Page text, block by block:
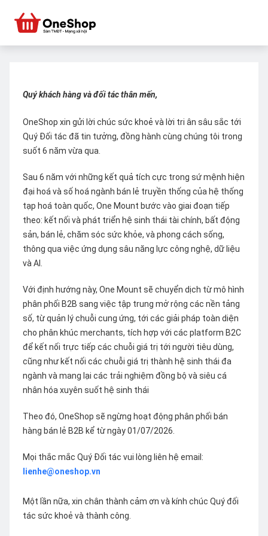
Quý khách hàng và đối tác thân mến,
OneShop xin gửi lời chúc sức khoẻ và lời tri ân sâu sắc tới
Quý Đối tác đã tin tưởng, đồng hành cùng chúng tôi trong
suốt 6 năm vừa qua.
Sau 6 năm với những kết quả tích cực trong sứ mệnh hiện
đại hoá và số hoá ngành bán lẻ truyền thống của hệ thống
tạp hoá toàn quốc, One Mount bước vào giai đoạn tiếp
theo: kết nối và phát triển hệ sinh thái tài chính, bất động
sản, bán lẻ, chăm sóc sức khỏe, và phong cách sống,
thông qua việc ứng dụng sâu năng lực công nghệ, dữ liệu
và AI.
Với định hướng này, One Mount sẽ chuyển dịch từ mô hình
phân phối B2B sang việc tập trung mở rộng các nền tảng
số, từ quản lý chuỗi cung ứng, tới các giải pháp toàn diện
cho phân khúc merchants, tích hợp với các platform B2C
để kết nối trực tiếp các chuỗi giá trị tới người tiêu dùng,
cũng như kết nối các chuỗi giá trị thành hệ sinh thái đa
ngành và mang lại các trải nghiệm đồng bộ và siêu cá
nhân hóa xuyên suốt hệ sinh thái
Theo đó, OneShop sẽ ngừng hoạt động phân phối bán
hàng bán lẻ B2B kể từ ngày 01/07/2026.
Mọi thắc mắc Quý Đối tác vui lòng liên hệ email:
lienhe@oneshop.vn
Một lần nữa, xin chân thành cảm ơn và kính chúc Quý đối
tác sức khoẻ và thành công.